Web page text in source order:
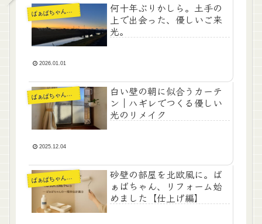
ばぁばちゃんの暮らし
何十年ぶりかしら。土手の
上で出会った、優しいご来
光。
2026.01.01
ばぁばちゃんの暮らし
白い壁の朝に似合うカーテ
ン｜ハギレでつくる優しい
光のリメイク
2025.12.04
ばぁばちゃんの暮らし
砂壁の部屋を北欧風に。ば
ぁばちゃん、リフォーム始
めました【仕上げ編】